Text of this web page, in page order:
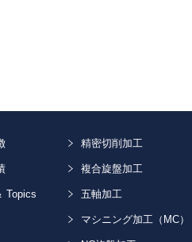
Topics
精密切削加工
複合旋盤加工
五軸加工
マシニング加工（MC）